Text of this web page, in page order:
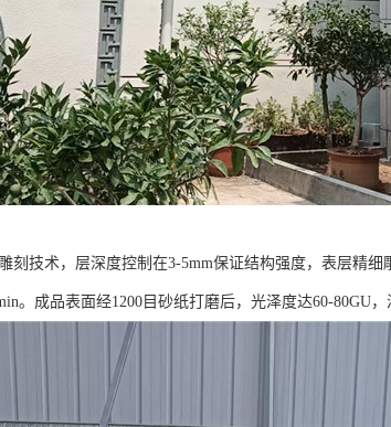
刻技术，层深度控制在3-5mm保证结构强度，表层精
。成品表面经1200目砂纸打磨后，光泽度达60-80GU